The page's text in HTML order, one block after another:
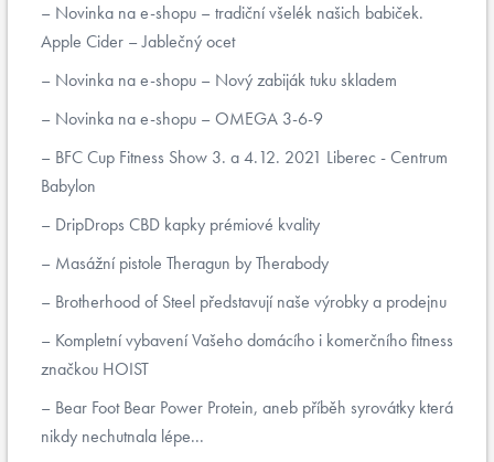
Novinka na e-shopu – tradiční všelék našich babiček.
Apple Cider – Jablečný ocet
Novinka na e-shopu – Nový zabiják tuku skladem
Novinka na e-shopu – OMEGA 3-6-9
BFC Cup Fitness Show 3. a 4.12. 2021 Liberec - Centrum
Babylon
DripDrops CBD kapky prémiové kvality
Masážní pistole Theragun by Therabody
Brotherhood of Steel představují naše výrobky a prodejnu
Kompletní vybavení Vašeho domácího i komerčního fitness
značkou HOIST
Bear Foot Bear Power Protein, aneb příběh syrovátky která
nikdy nechutnala lépe...